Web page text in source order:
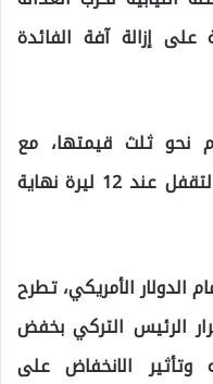
على إزالة آفة الفائدة
نحو ثلث قيمتها، مع
توقعات الخبراء باستمرار هبوطها لتقفل عند 12 ليرة نهاية
الدولار الأمريكي، تطرح
الرئيس التركي بخفض
وتأثير الانخفاض على